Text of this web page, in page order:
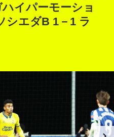
イパーモーショ
シエダB 1－1 ラ